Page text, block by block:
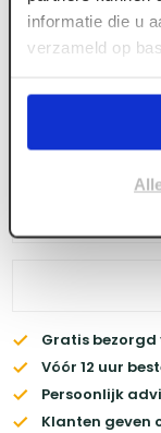
informatie die u
verzameld op
te krijgen
Wil je de
Gratis bezorgd
Vóór 12 uur
Persoonlijk
Klanten geven